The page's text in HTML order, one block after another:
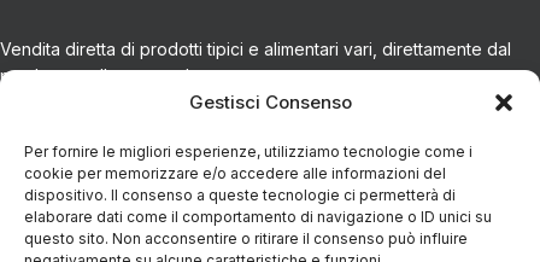
Gestisci Consenso
Per fornire le migliori esperienze, utilizziamo tecnologie come i
cookie per memorizzare e/o accedere alle informazioni del
dispositivo. Il consenso a queste tecnologie ci permetterà di
elaborare dati come il comportamento di navigazione o ID unici su
questo sito. Non acconsentire o ritirare il consenso può influire
Vendita diretta di prodotti tipici e alimentari vari, direttamente dal
produttore alla tua tavola.
CONTATTI
Via Eugenio Azimonti, 121 - 85050 Villa D'agri PZ